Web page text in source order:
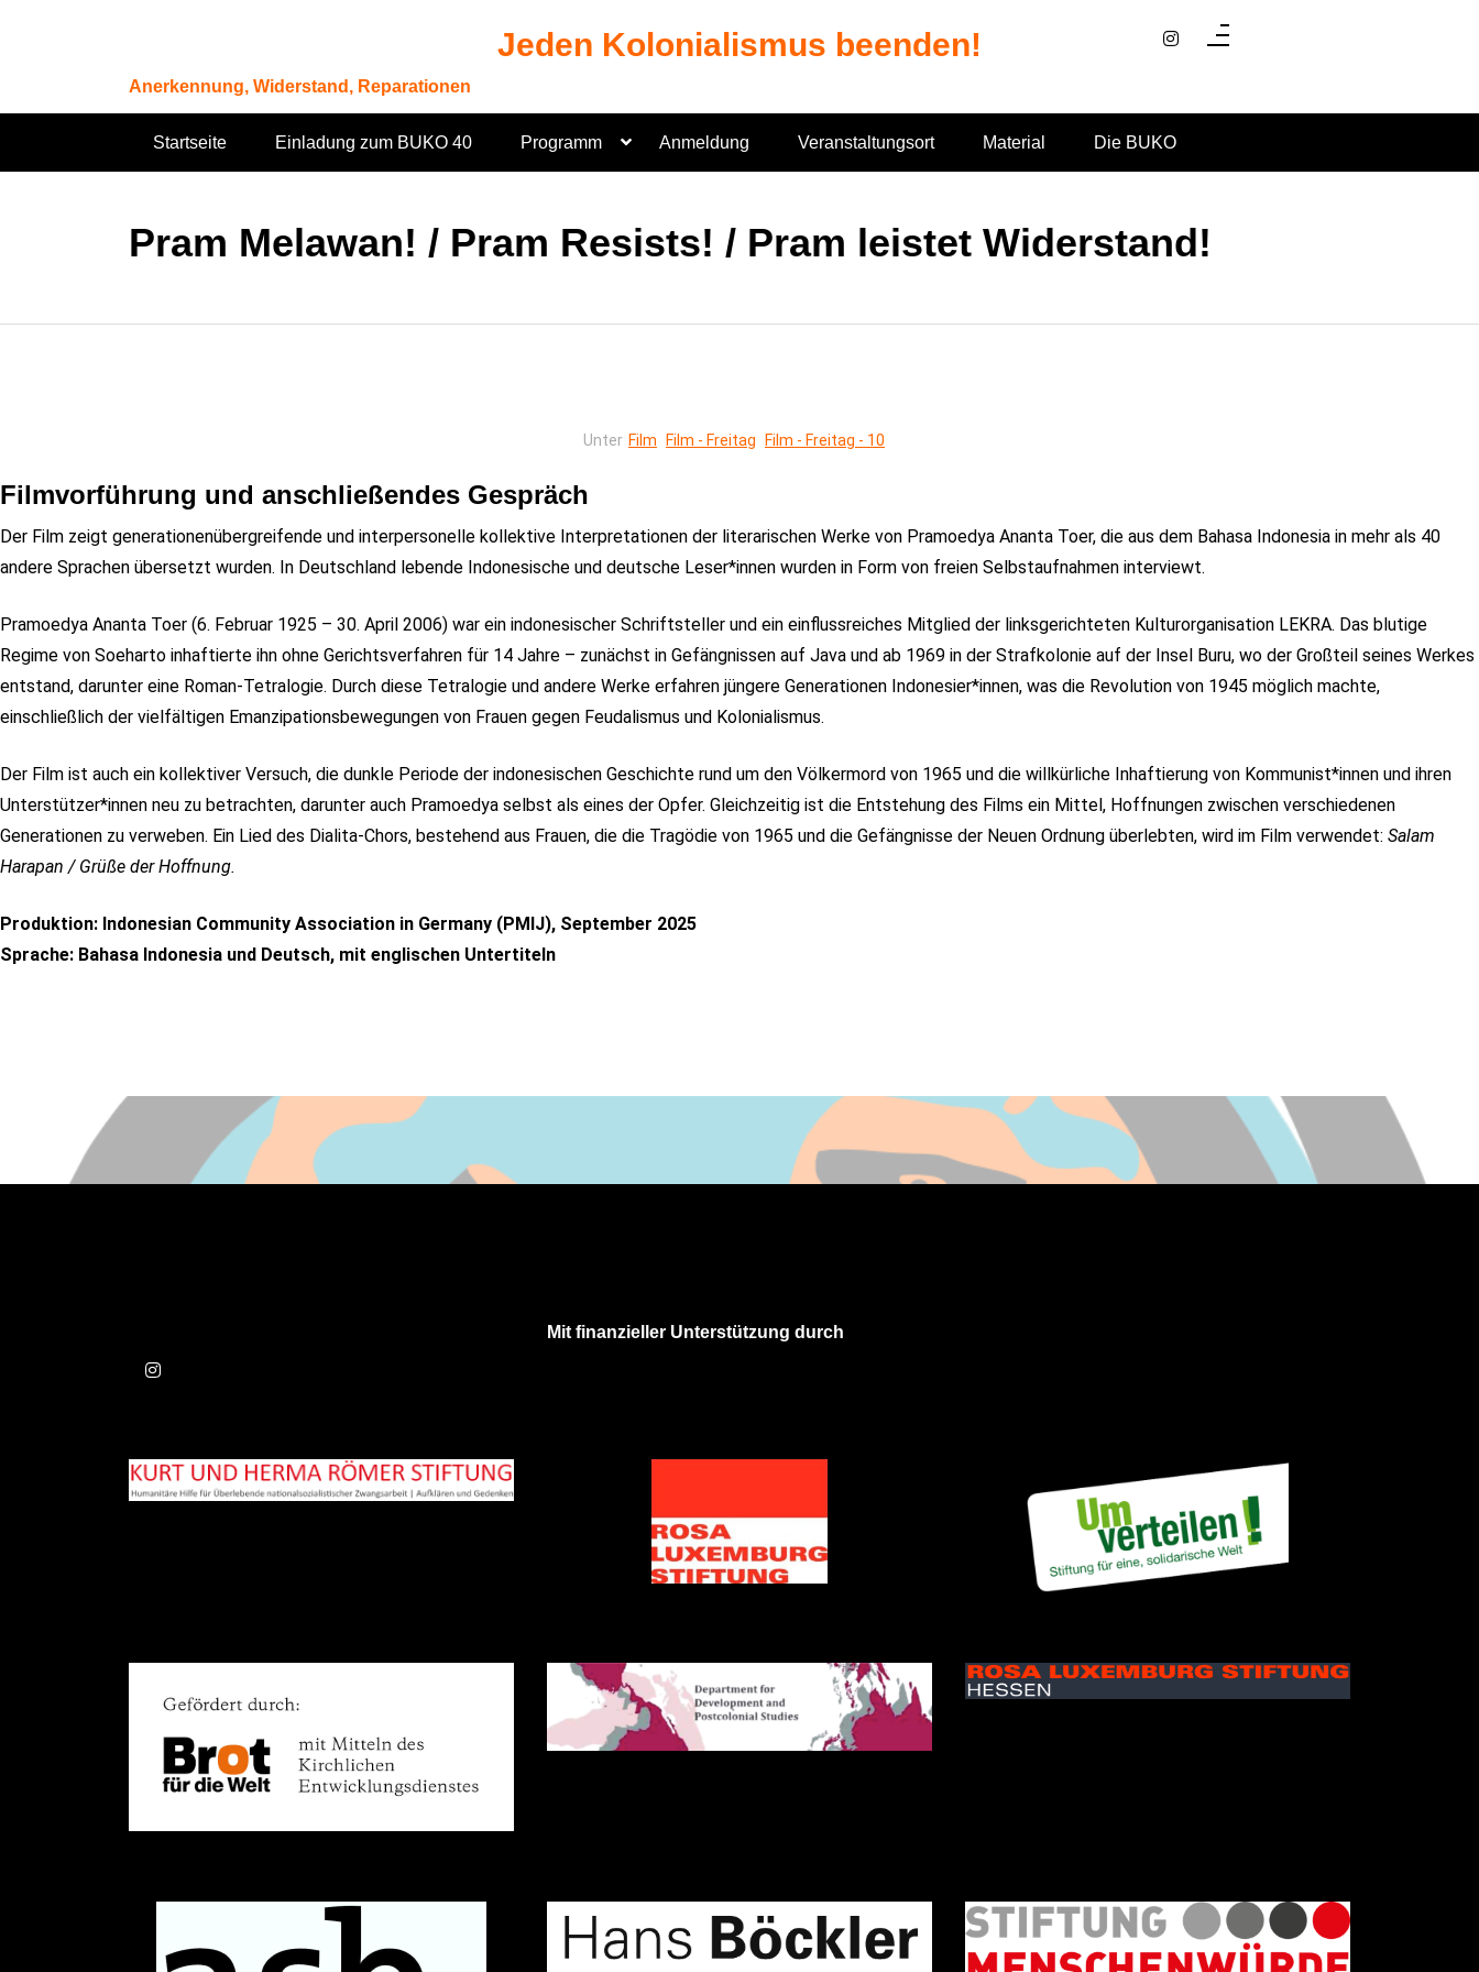
Jeden Kolonialismus beenden!
Anerkennung, Widerstand, Reparationen
Startseite Einladung zum BUKO 40 Programm Anmeldung Veranstaltungsort Material Die BUKO
Pram Melawan! / Pram Resists! / Pram leistet Widerstand!
Unter Film Film - Freitag Film - Freitag - 10
Filmvorführung und anschließendes Gespräch
Der Film zeigt generationenübergreifende und interpersonelle kollektive Interpretationen der literarischen Werke von Pramoedya Ananta Toer, die aus dem Bahasa Indonesia in mehr als 40
andere Sprachen übersetzt wurden. In Deutschland lebende Indonesische und deutsche Leser*innen wurden in Form von freien Selbstaufnahmen interviewt.
Pramoedya Ananta Toer (6. Februar 1925 – 30. April 2006) war ein indonesischer Schriftsteller und ein einflussreiches Mitglied der linksgerichteten Kulturorganisation LEKRA. Das blutige
Regime von Soeharto inhaftierte ihn ohne Gerichtsverfahren für 14 Jahre – zunächst in Gefängnissen auf Java und ab 1969 in der Strafkolonie auf der Insel Buru, wo der Großteil seines Werkes
entstand, darunter eine Roman-Tetralogie. Durch diese Tetralogie und andere Werke erfahren jüngere Generationen Indonesier*innen, was die Revolution von 1945 möglich machte,
einschließlich der vielfältigen Emanzipationsbewegungen von Frauen gegen Feudalismus und Kolonialismus.
Der Film ist auch ein kollektiver Versuch, die dunkle Periode der indonesischen Geschichte rund um den Völkermord von 1965 und die willkürliche Inhaftierung von Kommunist*innen und ihren
Unterstützer*innen neu zu betrachten, darunter auch Pramoedya selbst als eines der Opfer. Gleichzeitig ist die Entstehung des Films ein Mittel, Hoffnungen zwischen verschiedenen
Generationen zu verweben. Ein Lied des Dialita-Chors, bestehend aus Frauen, die die Tragödie von 1965 und die Gefängnisse der Neuen Ordnung überlebten, wird im Film verwendet: Salam
Harapan / Grüße der Hoffnung.
Produktion: Indonesian Community Association in Germany (PMIJ), September 2025
Sprache: Bahasa Indonesia und Deutsch, mit englischen Untertiteln
Mit finanzieller Unterstützung durch